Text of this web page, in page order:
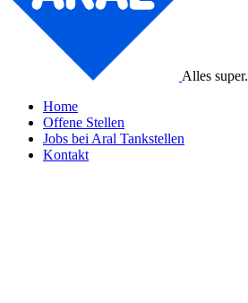
Alles super.
Home
Offene Stellen
Jobs bei Aral Tankstellen
Kontakt